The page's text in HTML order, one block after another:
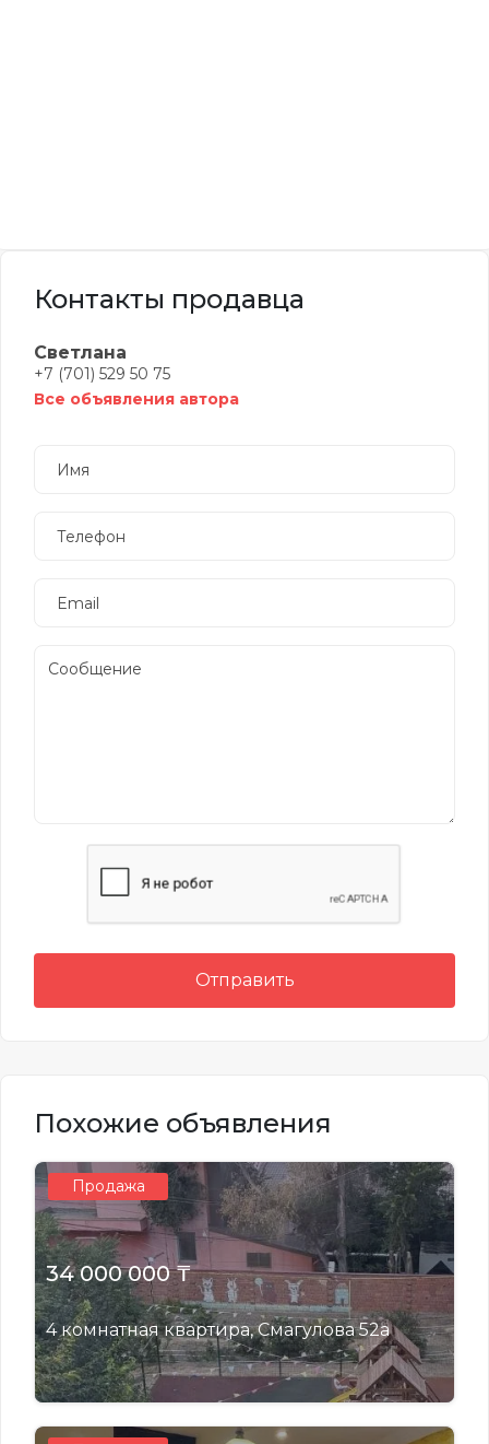
Контакты продавца
Светлана
+7 (701) 529 50 75
Все объявления автора
Отправить
Похожие объявления
Продажа
34 000 000 ₸
4 комнатная квартира, Смагулова 52а